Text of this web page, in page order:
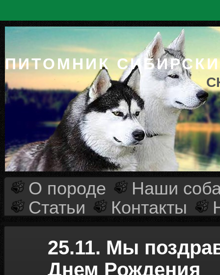
ПИТОМНИК
О породе
Наши
Статьи
Контакты
25.11. Мы
Днем Рождения